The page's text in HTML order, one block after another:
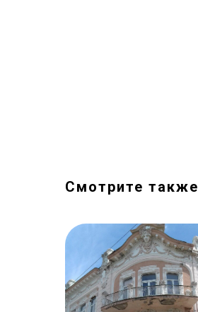
Смотрите также